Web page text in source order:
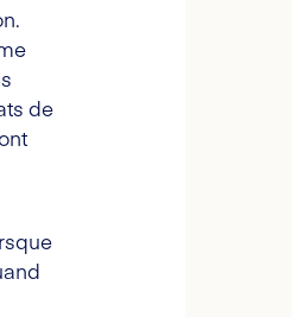
de